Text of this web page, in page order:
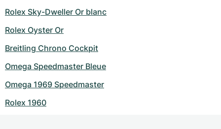
Rolex Sky-Dweller Or blanc
Rolex Oyster Or
Breitling Chrono Cockpit
Omega Speedmaster Bleue
Omega 1969 Speedmaster
Rolex 1960